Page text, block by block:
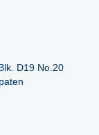
D19 No.20